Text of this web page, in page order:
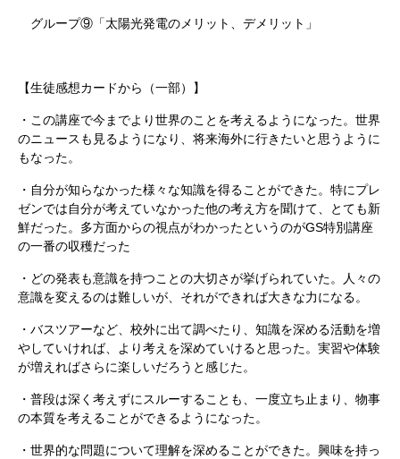
グループ⑨「太陽光発電のメリット、デメリット」
【生徒感想カードから（一部）】
・この講座で今までより世界のことを考えるようになった。世界
のニュースも見るようになり、将来海外に行きたいと思うように
もなった。
・自分が知らなかった様々な知識を得ることができた。特にプレ
ゼンでは自分が考えていなかった他の考え方を聞けて、とても新
鮮だった。多方面からの視点がわかったというのがGS特別講座
の一番の収穫だった
・どの発表も意識を持つことの大切さが挙げられていた。人々の
意識を変えるのは難しいが、それができれば大きな力になる。
・バスツアーなど、校外に出て調べたり、知識を深める活動を増
やしていければ、より考えを深めていけると思った。実習や体験
が増えればさらに楽しいだろうと感じた。
・普段は深く考えずにスルーすることも、一度立ち止まり、物事
の本質を考えることができるようになった。
・世界的な問題について理解を深めることができた。興味を持っ